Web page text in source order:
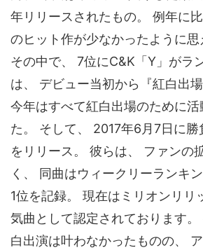
年リリースされたもの。 例年に
のヒット作が少なかったように思
その中で、 7位にC&K「Y」がラ
は、 デビュー当初から『紅白出場
今年はすべて紅白出場のために活
た。 そして、 2017年6月7日に勝
をリリース。 彼らは、 ファンの
く、 同曲はウィークリーランキ
1位を記録。 現在はミリオンリリ
気曲として認定されております
白出演は叶わなかったものの、